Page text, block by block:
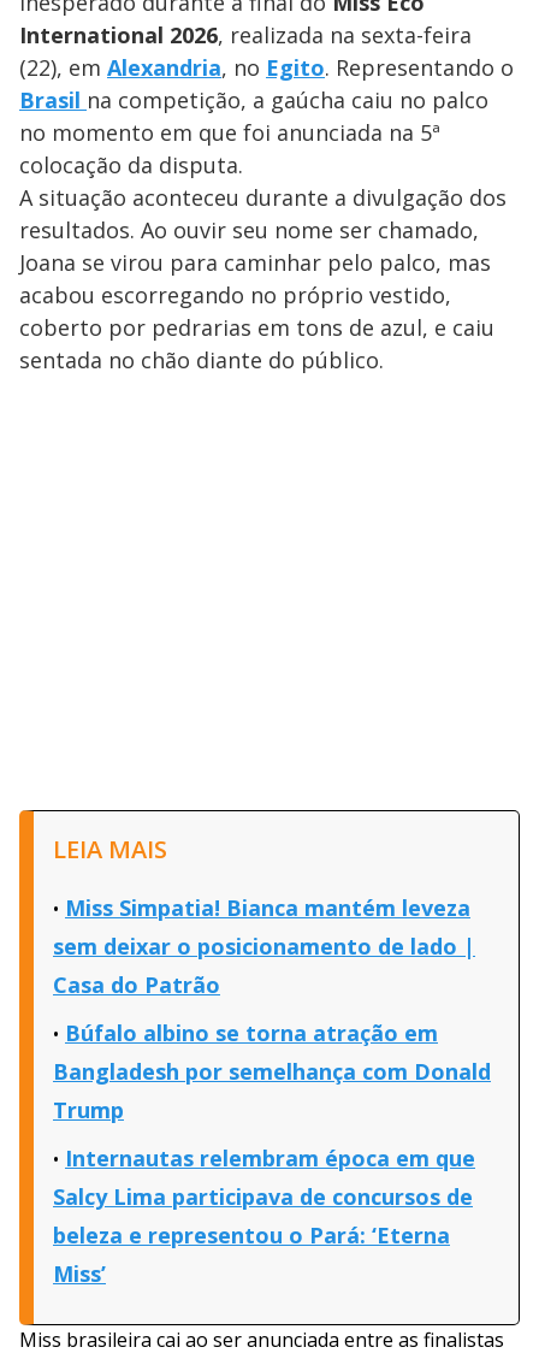
International 2026, realizada na sexta-feira
(22), em Alexandria, no Egito. Representando o
Brasil na competição, a gaúcha caiu no palco
no momento em que foi anunciada na 5ª
colocação da disputa.
A situação aconteceu durante a divulgação dos
resultados. Ao ouvir seu nome ser chamado,
Joana se virou para caminhar pelo palco, mas
acabou escorregando no próprio vestido,
coberto por pedrarias em tons de azul, e caiu
sentada no chão diante do público.
LEIA MAIS
Miss Simpatia! Bianca mantém leveza
sem deixar o posicionamento de lado |
Casa do Patrão
Búfalo albino se torna atração em
Bangladesh por semelhança com Donald
Trump
Internautas relembram época em que
Salcy Lima participava de concursos de
beleza e representou o Pará: ‘Eterna
Miss’
Miss brasileira cai ao ser anunciada entre as finalistas